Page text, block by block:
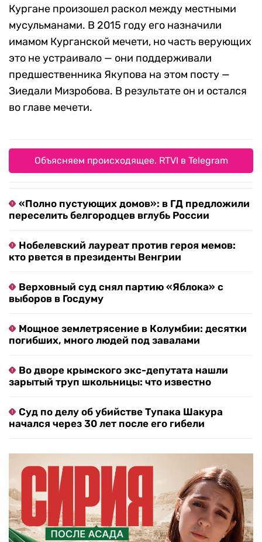
Кургане произошел раскол между местными
мусульманами. В 2015 году его назначили
имамом Курганской мечети, но часть верующих
это не устраивало — они поддерживали
предшественника Якупова на этом посту —
Зиедали Мизробова. В результате он и остался
во главе мечети.
Объясняем происходящее. RTVI в Telegram
«Полно пустующих домов»: в ГД предложили
переселить белгородцев вглубь России
Нобелевский лауреат против героя мемов:
кто рвется в президенты Венгрии
Верховный суд снял партию «Яблока» с
выборов в Госдуму
Мощное землетрясение в Колумбии: десятки
погибших, много людей под завалами
Во дворе крымского экс-депутата нашли
зарытый труп школьницы: что известно
Суд по делу об убийстве Тупака Шакура
начался через 30 лет после его гибели